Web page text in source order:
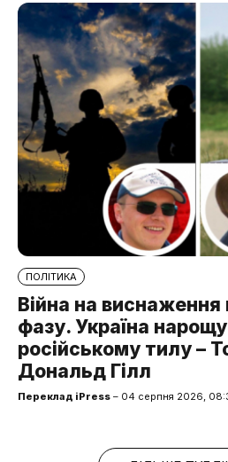
ПОЛІТИКА
Війна на виснаження
фазу. Україна
російському тилу –
Дональд Гілл
Переклад iPress – 04 серпня 2026,